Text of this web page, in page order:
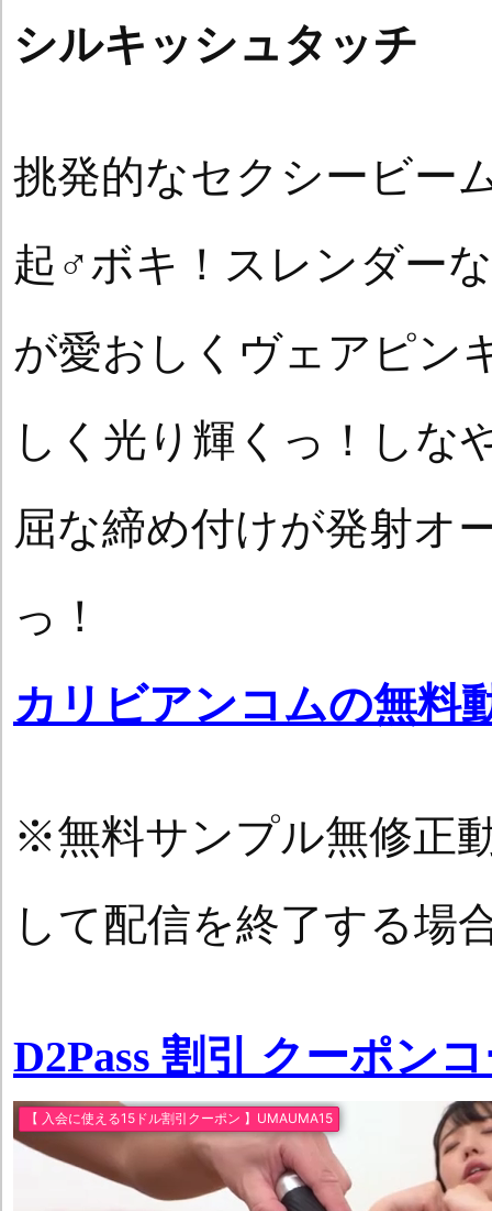
シルキッシュタッチ
挑発的なセクシービー
起♂ボキ！スレンダー
が愛おしくヴェアピン
しく光り輝くっ！しな
屈な締め付けが発射オ
っ！
カリビアンコムの無料
※無料サンプル無修正
して配信を終了する場
D2Pass 割引 クーポン